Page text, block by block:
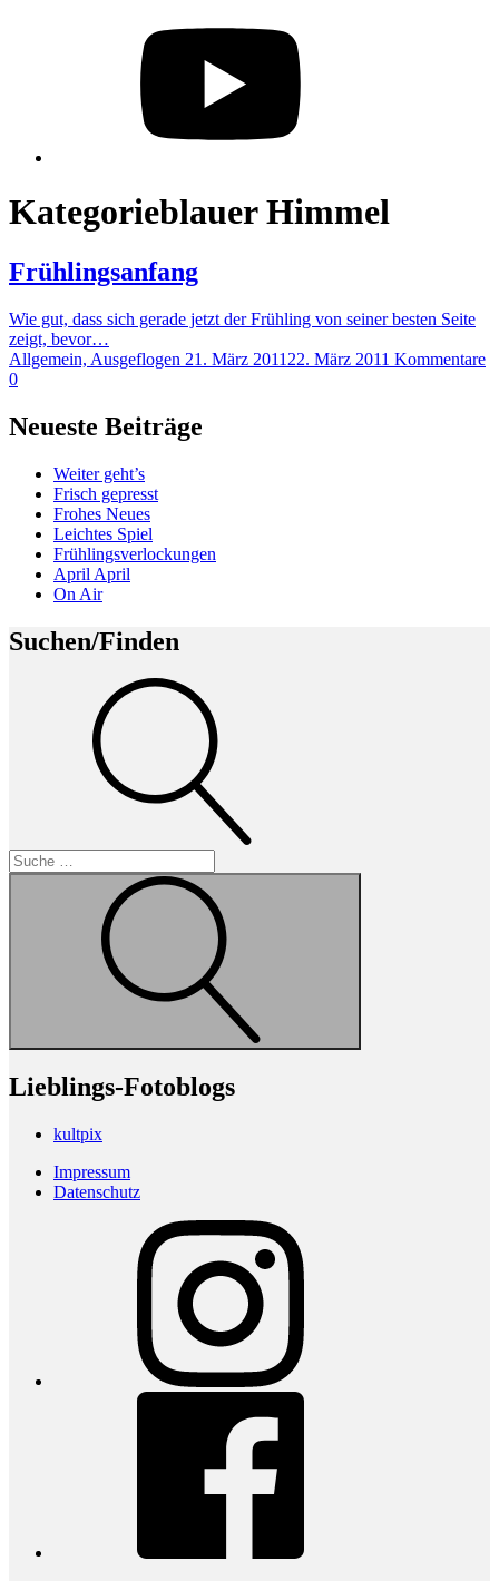
Kategorieblauer Himmel
Frühlingsanfang
Wie gut, dass sich gerade jetzt der Frühling von seiner besten Seite
zeigt, bevor…
Allgemein, Ausgeflogen 21. März 2011 22. März 2011 Kommentare
0
Neueste Beiträge
Weiter geht’s
Frisch gepresst
Frohes Neues
Leichtes Spiel
Frühlingsverlockungen
April April
On Air
Suchen/Finden
Lieblings-Fotoblogs
kultpix
Impressum
Datenschutz